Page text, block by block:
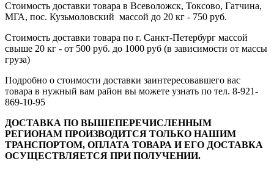
Стоимость доставки товара в Всеволожск, Токсово, Гатчина,
МГА, пос. Кузьмоловский массой до 20 кг - 750 руб.
Стоимость доставки товара по г. Санкт-Петербург массой
свыше 20 кг - от 500 руб. до 1000 руб (в зависимости от массы
груза)
Подробно о стоимости доставки заинтересовавшего вас
товара в нужный вам район вы можете узнать по тел. 8-921-
869-10-95
ДОСТАВКА ПО ВЫШЕПЕРЕЧИСЛЕННЫМ
РЕГИОНАМ ПРОИЗВОДИТСЯ ТОЛЬКО НАШИМ
ТРАНСПОРТОМ, ОПЛАТА ТОВАРА И ЕГО ДОСТАВКА
ОСУЩЕСТВЛЯЕТСЯ ПРИ ПОЛУЧЕНИИ.